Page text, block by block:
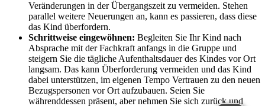
Veränderungen in der Übergangszeit zu vermeiden. Stehen
parallel weitere Neuerungen an, kann es passieren, dass diese
das Kind überfordern.
Schrittweise eingewöhnen: Begleiten Sie Ihr Kind nach
Absprache mit der Fachkraft anfangs in die Gruppe und
steigern Sie die tägliche Aufenthaltsdauer des Kindes vor Ort
langsam. Das kann Überforderung vermeiden und das Kind
dabei unterstützen, im eigenen Tempo Vertrauen zu den neuen
Bezugspersonen vor Ort aufzubauen. Seien Sie
währenddessen präsent, aber nehmen Sie sich zurück und